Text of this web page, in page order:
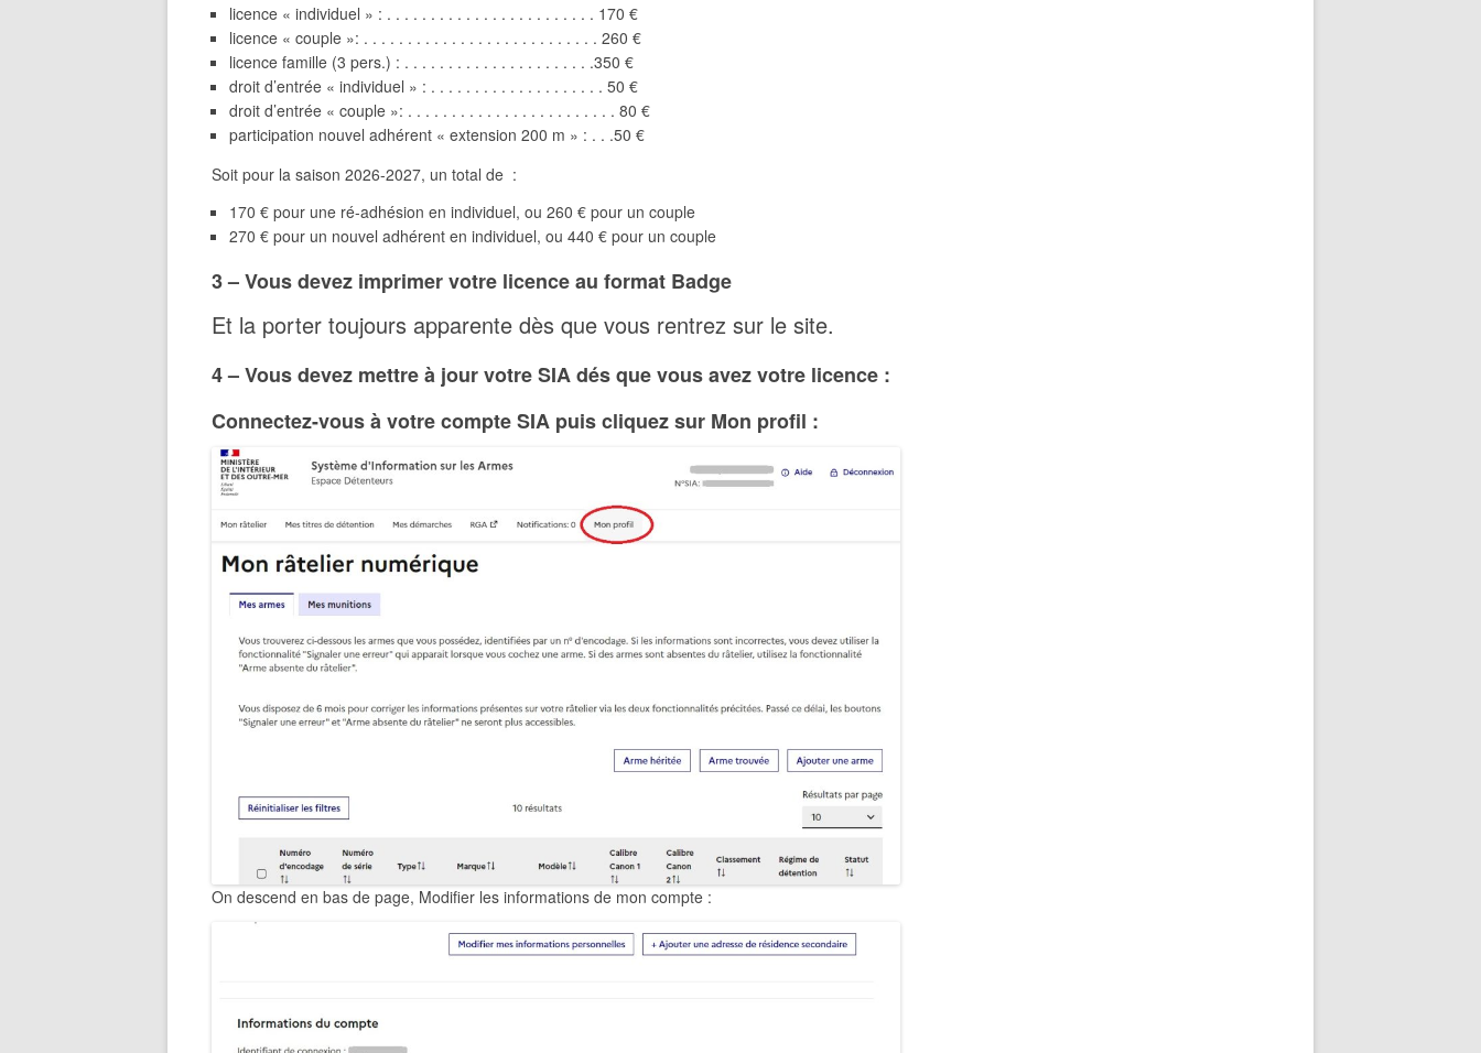
licence « individuel » : . . . . . . . . . . . . . . . . . . . . . . . . 170 €
licence « couple »: . . . . . . . . . . . . . . . . . . . . . . . . . . . 260 €
licence famille (3 pers.) : . . . . . . . . . . . . . . . . . . . . . .350 €
droit d’entrée « individuel » : . . . . . . . . . . . . . . . . . . . . 50 €
droit d’entrée « couple »: . . . . . . . . . . . . . . . . . . . . . . . . 80 €
participation nouvel adhérent « extension 200 m » : . . .50 €
Soit pour la saison 2026-2027, un total de :
170 € pour une ré-adhésion en individuel, ou 260 € pour un couple
270 € pour un nouvel adhérent en individuel, ou 440 € pour un couple
3 – Vous devez imprimer votre licence au format Badge
Et la porter toujours apparente dès que vous rentrez sur le site.
4 – Vous devez mettre à jour votre SIA dés que vous avez votre licence :
Connectez-vous à votre compte SIA puis cliquez sur Mon profil :
On descend en bas de page, Modifier les informations de mon compte :